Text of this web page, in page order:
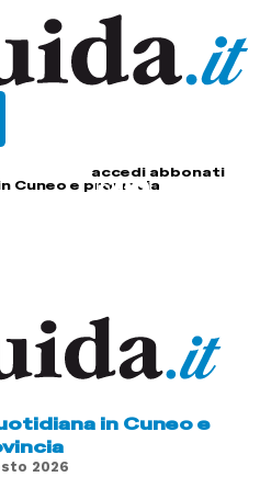
accedi abbonati
Cuneo e provincia
in Cuneo e
2026